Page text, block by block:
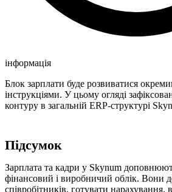
інформація
Блок зарплати буде розвиватися
інструкціями. У цьому огляді
контуру в загальній ERP-структурі
Підсумок
Зарплата та кадри у Skynum
фінансовий і виробничий облік. Вони
співробітників, готувати нарахування,